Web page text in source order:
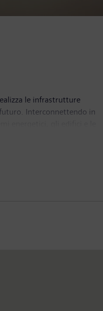
le infrastrutture
Interconnettendo in
e al cambiamento
a progredire
che ci circonda. Con circa